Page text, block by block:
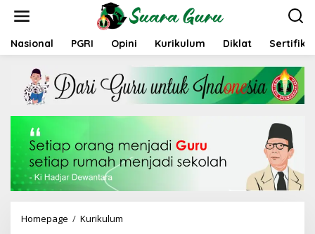
t
Nasional PGRI Opini Kurikulum Diklat
Homepage / Kurikulum